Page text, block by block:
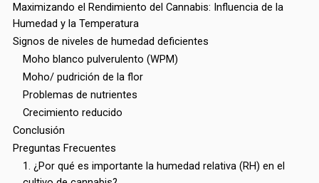
Maximizando el Rendimiento del Cannabis: Influencia de la
Humedad y la Temperatura
Signos de niveles de humedad deficientes
Moho blanco pulverulento (WPM)
Moho/ pudrición de la flor
Problemas de nutrientes
Crecimiento reducido
Conclusión
Preguntas Frecuentes
1. ¿Por qué es importante la humedad relativa (RH) en el